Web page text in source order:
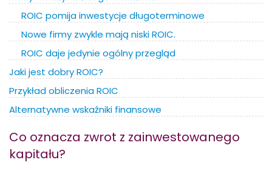
ROIC pomija inwestycje długoterminowe
Nowe firmy zwykle mają niski ROIC.
ROIC daje jedynie ogólny przegląd
Jaki jest dobry ROIC?
Przykład obliczenia ROIC
Alternatywne wskaźniki finansowe
Co oznacza zwrot z zainwestowanego
kapitału?